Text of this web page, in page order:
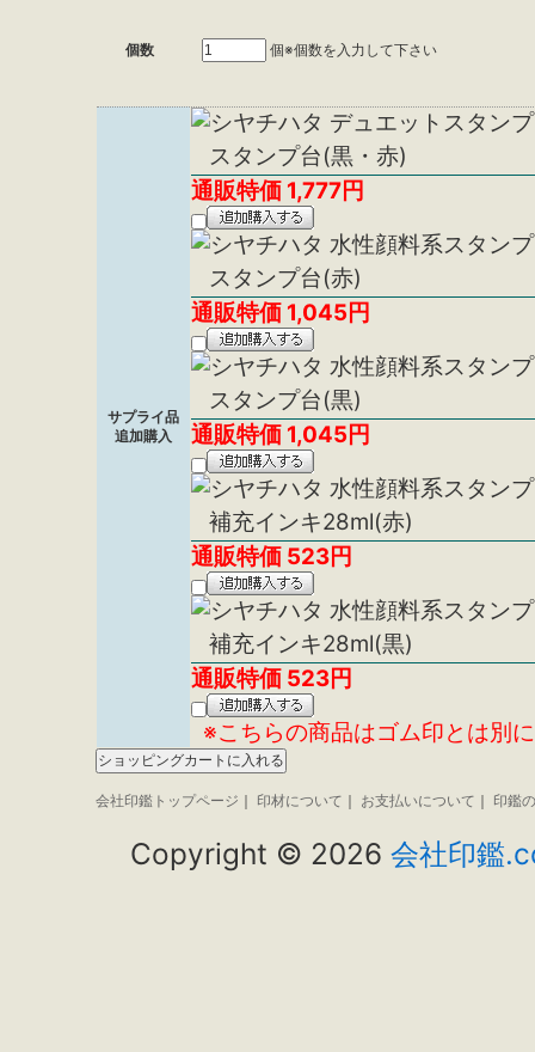
個数 個※個数を入力して下さい
サプライ品
追加購入
スタンプ台(黒・赤)
通販特価 1,777円
スタンプ台(赤)
通販特価 1,045 円
スタンプ台(黒)
通販特価 1,045 円
補充インキ28ml(赤)
通販特価 523円
補充インキ28ml(黒)
通販特価 523円
※こちらの商品はゴム印とは別
会社印鑑トップページ ｜ 印材について ｜ お支払いについて ｜ 印鑑
Copyright © 2026 会社印鑑